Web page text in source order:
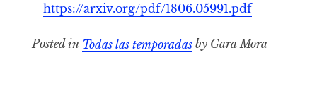
https://arxiv.org/pdf/1806.05991.pdf
Posted in Todas las temporadasby Gara Mora